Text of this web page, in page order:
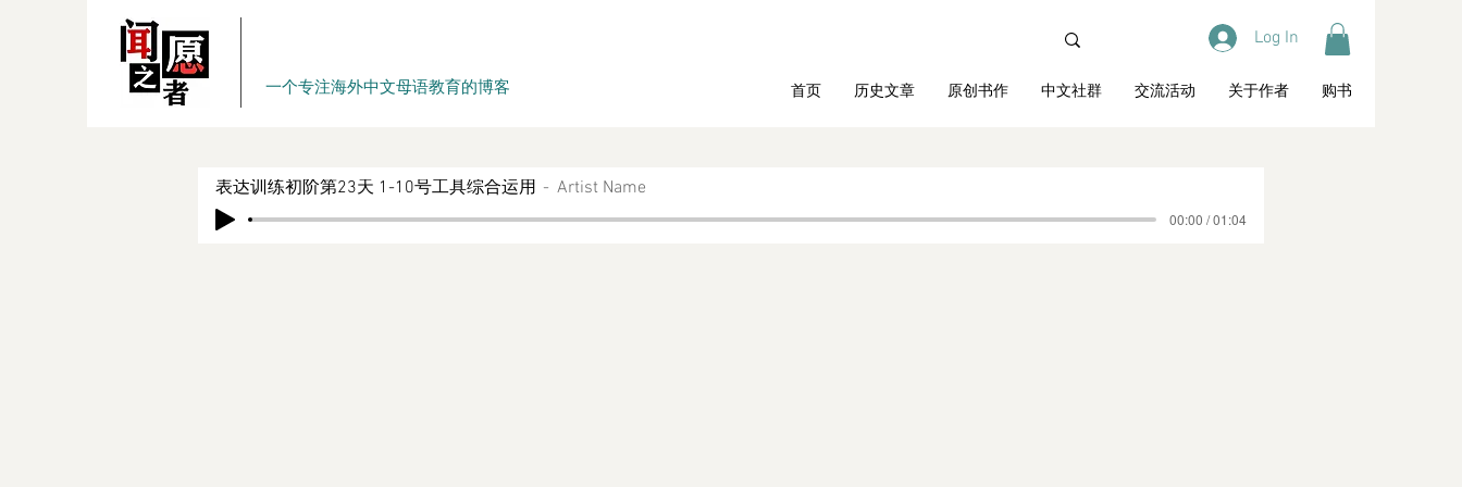
一个专注海外中文母语教育的博客
Log In
首页 历史文章 原创书作 中文社群 交流活动 关于作者 购书
表达训练初阶第23天 1-10号工具综合运用 Artist Name
00:00 / 01:04